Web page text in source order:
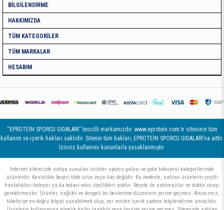
BILGILENDIRME
HAKKIMIZDA
TÜM KATEGORILER
TÜM MARKALAR
HESABIM
“EPROTEİN SPORCU GIDALARI” tescilli markamızdır. www.eprotein.com.tr sitesinin tüm
kullanım ve içerik hakları saklıdır. Sitenin tüm hakları, EPROTEİN SPORCU GIDALARI’na aittir.
İzinsiz kullanımı kanunlarla yasaklanmıştır.
İnternet sitemizde satışa sunulan ürünler sporcu gıdası ve gıda takviyesi kategorilerinde
ürünlerdir. Kesinlikle beşeri tıbbi ürün veya ilaç değildir. Bu nedenle, satılan ürünlerin çeşitli
hastalıkları önleyici ya da tedavi edici özellikleri yoktur. Reçete ile satılmazlar ve doktor onayı
gerektirmezler. Ürünler, sağlıklı ve dengeli bir beslenme düzeninin yerine geçmez. Amacımız,
tüketiciye en doğru bilgiyi sunabilmek olup, yer verilen içerik sadece bilgilendirme amaçlıdır.